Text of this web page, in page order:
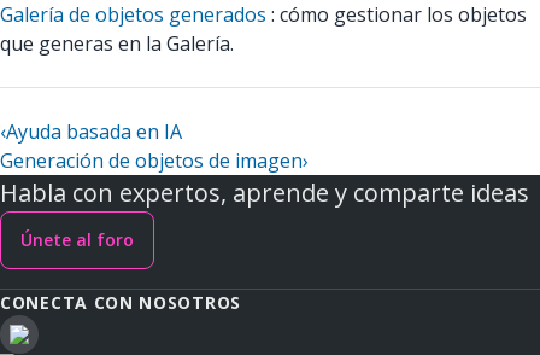
Galería de objetos generados : cómo gestionar los objetos
que generas en la Galería.
‹Ayuda basada en IA
Generación de objetos de imagen›
Habla con expertos, aprende y comparte ideas
Únete al foro
CONECTA CON NOSOTROS